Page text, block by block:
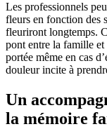
Les professionnels
fleurs en fonction des
fleuriront longtemps.
pont entre la famille
portée même en cas
douleur incite à
Un
la mémoire